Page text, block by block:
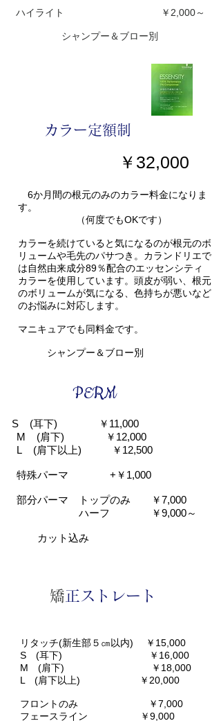
ハイライト ￥2,000～
​ シャンプー＆ブロー別
​カラー定額制
​￥32,000
6か月間の根元のみのカラー料金になりま
す。
（何度でもOKです）
カラーを続けていると気になるのが根元のボ
リュームや毛先のパサつき。カランドリエで
は自然由来成分89％配合のエッセンシティ
カラーを使用しています。頭皮が弱い、根元
のボリュームが気になる、色持ちが悪いなど
のお悩みに対応します。
マニキュアでも同料金です。
​ シャンプー＆ブロー別
PERM
S (耳下) ￥11,000
M (肩下) ￥12,000
L (肩下以上) ￥12,500
特殊パーマ +￥1,000
部分パーマ トップのみ ￥7,000
ハーフ ￥9,000～
カット込み
​矯正ストレート
リタッチ(新生部５㎝以内) ￥15,000
S (耳下) ￥16,000
M (肩下) ￥18,000
L (肩下以上) ￥20,000
フロントのみ ￥7,000
フェースライン ￥9,000